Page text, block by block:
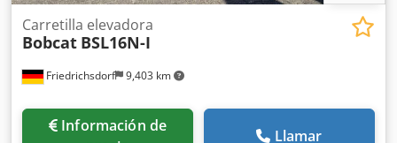
Friedrichsdorf 9,403 km
Carretilla elevadora
Bobcat BSL16N-I
Información de
Llamar